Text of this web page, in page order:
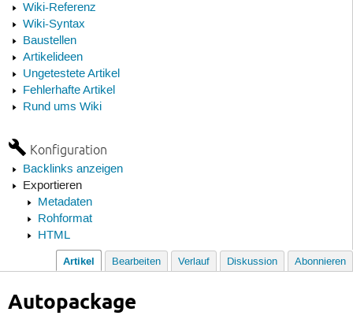
Wiki-Referenz
Wiki-Syntax
Baustellen
Artikelideen
Ungetestete Artikel
Fehlerhafte Artikel
Rund ums Wiki
Konfiguration
Backlinks anzeigen
Exportieren
Metadaten
Rohformat
HTML
Artikel Bearbeiten Verlauf Diskussion Abonnieren
Autopackage